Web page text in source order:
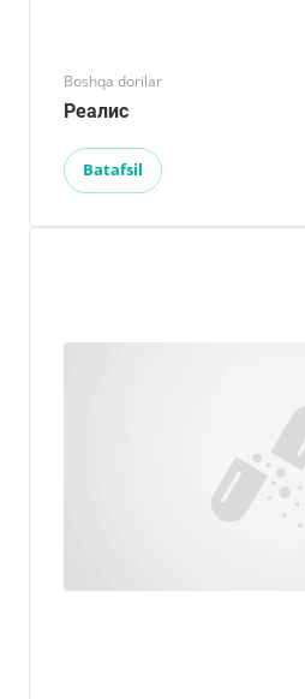
Boshqa dorilar
Реалис
Batafsil